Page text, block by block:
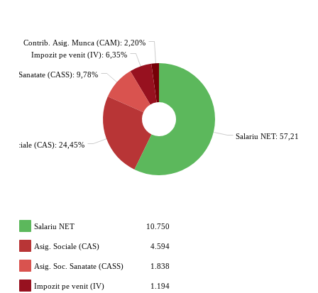
Salariu NET: 57,21%
Sociale (CAS): 24,45%
Sanatate (CASS): 9,78%
Impozit pe venit (IV): 6,35%
Contrib. Asig. Munca (CAM): 2,20%
Salariu NET 10.750
Asig. Sociale (CAS) 4.594
Asig. Soc. Sanatate (CASS) 1.838
Impozit pe venit (IV) 1.194